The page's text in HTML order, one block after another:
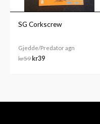
SG Corkscrew
Gjedde/Predator agn
kr59 kr39